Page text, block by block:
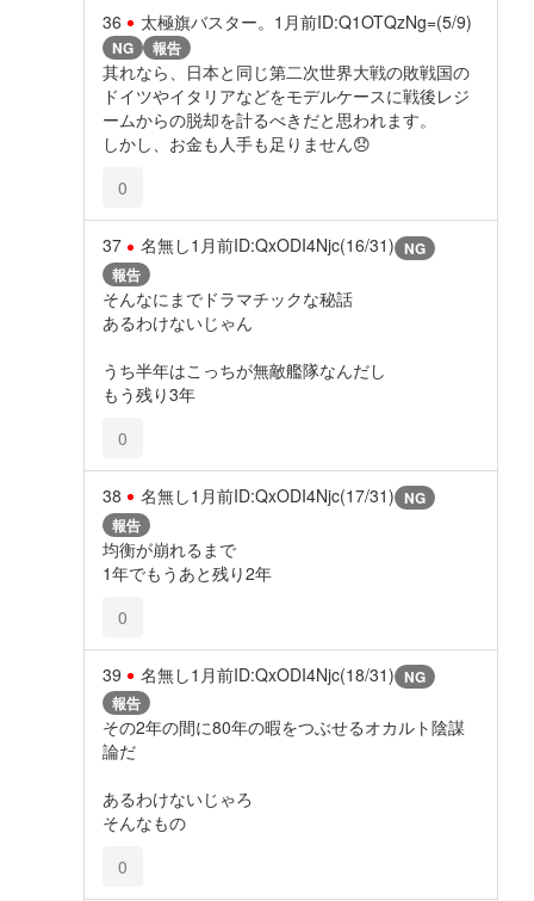
36 太極旗バスター。 1月前ID:Q1OTQzNg=(5/9)
NG 報告
其れなら、日本と同じ第二次世界大戦の敗戦国の
ドイツやイタリアなどをモデルケースに戦後レジ
ームからの脱却を計るべきだと思われます。
しかし、お金も人手も足りません😞
0
37 名無し1月前ID:QxODI4Njc(16/31) NG
報告
そんなにまでドラマチックな秘話
あるわけないじゃん
うち半年はこっちが無敵艦隊なんだし
もう残り3年
0
38 名無し1月前ID:QxODI4Njc(17/31) NG
報告
均衡が崩れるまで
1年でもうあと残り2年
0
39 名無し1月前ID:QxODI4Njc(18/31) NG
報告
その2年の間に80年の暇をつぶせるオカルト陰謀
論だ
あるわけないじゃろ
そんなもの
0